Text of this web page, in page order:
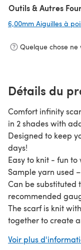
Outils & Autres
6,00mm Aiguilles à
Quelque chose ne
Détails du
Comfort infinity
in 2 shades with
Designed to keep
days!
Easy to knit - fun to
Sample yarn used
Can be substituted
recommended
The scarf is knit
together to create
excellent way to
Voir plus